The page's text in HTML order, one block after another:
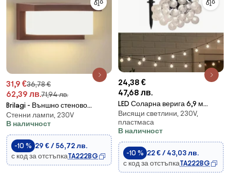
31,9 €36,78 €
62,39 лв.71,94 лв.
Brilagi - Външно стеново
осветително тяло BRICKY
1xE27/60W/230V кафяво IP54
Стенни лампи, 230V
В наличност
-10 % 29 € / 56,72 лв.
с код за отстъпкаTA222BG
24,38 €
47,68 лв.
LED Соларна верига 6,9 м
50xLED/1,2V
Висящи светлини, 230V,
пластмаса
В наличност
-10 % 22 € / 43,03 лв.
с код за отстъпкаTA222BG